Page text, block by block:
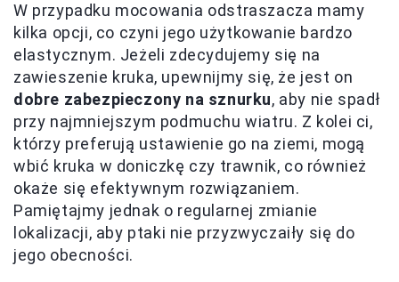
W przypadku mocowania odstraszacza mamy
kilka opcji, co czyni jego użytkowanie bardzo
elastycznym. Jeżeli zdecydujemy się na
zawieszenie kruka, upewnijmy się, że jest on
dobre zabezpieczony na sznurku, aby nie spadł
przy najmniejszym podmuchu wiatru. Z kolei ci,
którzy preferują ustawienie go na ziemi, mogą
wbić kruka w doniczkę czy trawnik, co również
okaże się efektywnym rozwiązaniem.
Pamiętajmy jednak o regularnej zmianie
lokalizacji, aby ptaki nie przyzwyczaiły się do
jego obecności.